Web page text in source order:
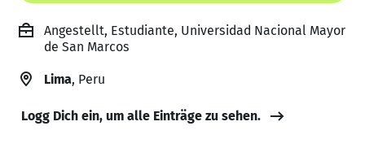
Angestellt, Estudiante, Universidad Nacional Mayor
de San Marcos
Lima, Peru
Logg Dich ein, um alle Einträge zu sehen.